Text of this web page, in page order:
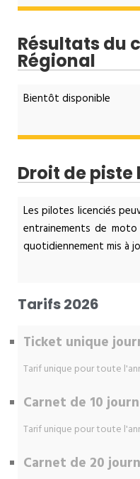
Résultats du
Régional
Bientôt disponible
Droit de
Les pilotes licenciés
entrainements de
quotidiennement mis à
Tarifs 2026
Ticket unique
Tarif unique pour toute
Carnet de 10
Tarif unique pour toute
Carnet de 20